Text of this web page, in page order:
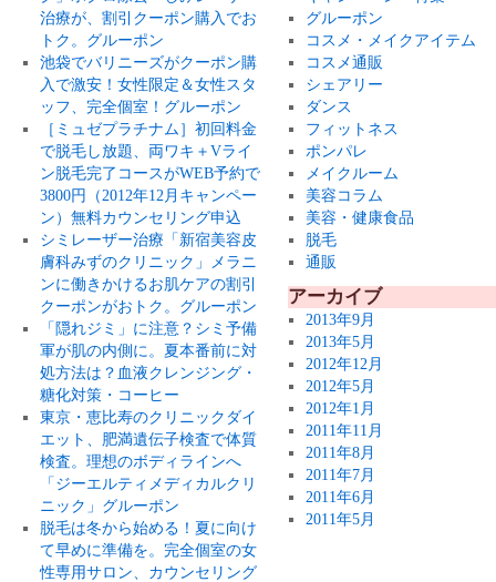
治療が、割引クーポン購入でお
トク。グルーポン
池袋でバリニーズがクーポン購
入で激安！女性限定＆女性スタ
ッフ、完全個室！グルーポン
［ミュゼプラチナム］初回料金
で脱毛し放題、両ワキ＋Vライ
ン脱毛完了コースがWEB予約で
3800円（2012年12月キャンペー
ン）無料カウンセリング申込
シミレーザー治療「新宿美容皮
膚科みずのクリニック」メラニ
ンに働きかけるお肌ケアの割引
クーポンがおトク。グルーポン
「隠れジミ」に注意？シミ予備
軍が肌の内側に。夏本番前に対
処方法は？血液クレンジング・
糖化対策・コーヒー
東京・恵比寿のクリニックダイ
エット、肥満遺伝子検査で体質
検査。理想のボディラインへ
「ジーエルティメディカルクリ
ニック」グルーポン
脱毛は冬から始める！夏に向け
て早めに準備を。完全個室の女
性専用サロン、カウンセリング
グルーポン
コスメ・メイクアイテム
コスメ通販
シェアリー
ダンス
フィットネス
ポンパレ
メイクルーム
美容コラム
美容・健康食品
脱毛
通販
アーカイブ
2013年9月
2013年5月
2012年12月
2012年5月
2012年1月
2011年11月
2011年8月
2011年7月
2011年6月
2011年5月